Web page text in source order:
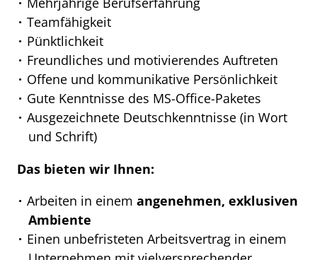
Teamfähigkeit
Pünktlichkeit
Freundliches und motivierendes Auftreten
Offene und kommunikative Persönlichkeit
Gute Kenntnisse des MS-Office-Paketes
Ausgezeichnete Deutschkenntnisse (in Wort
und Schrift)
Das bieten wir Ihnen:
Arbeiten in einemangenehmen, exklusiven
Ambiente
Einen unbefristeten Arbeitsvertrag in einem